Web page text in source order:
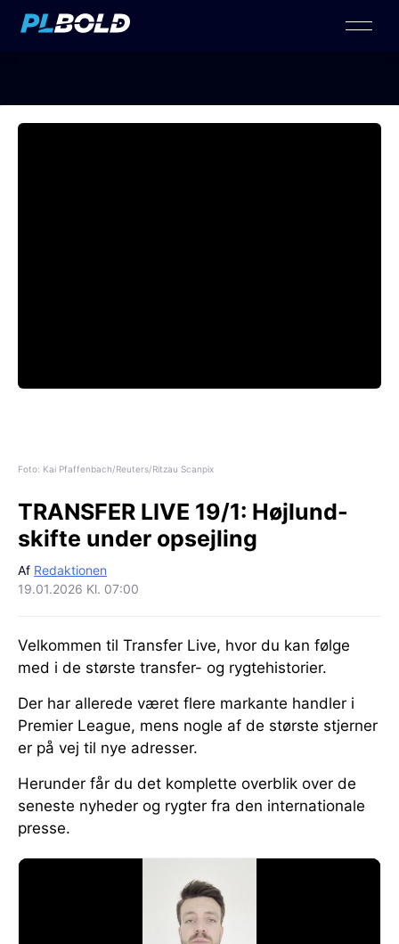
Foto: Kai Pfaffenbach/Reuters/Ritzau Scanpix
TRANSFER LIVE 19/1: Højlund-
skifte under opsejling
Af Redaktionen
19.01.2026 Kl. 07:00
Velkommen til Transfer Live, hvor du kan følge
med i de største transfer- og rygtehistorier.
Der har allerede været flere markante handler i
Premier League, mens nogle af de største stjerner
er på vej til nye adresser.
Herunder får du det komplette overblik over de
seneste nyheder og rygter fra den internationale
presse.